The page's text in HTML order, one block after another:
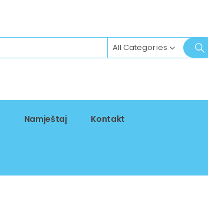
All Categories
Namještaj Kontakt